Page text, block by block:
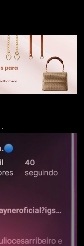
-